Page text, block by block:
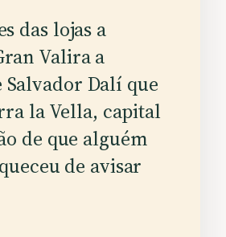
das lojas a
Valira a
Dalí que
la Vella, capital
de que alguém
de avisar